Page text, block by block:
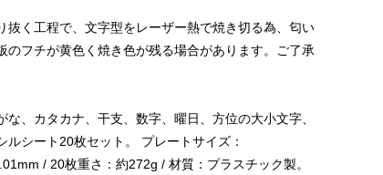
抜く工程で、文字型をレーザー熱で焼き切る為、匂い
のフチが黄色く焼き色が残る場合があります。ご了承
な、カタカナ、干支、数字、曜日、方位の大小文字、
ルシート20枚セット。 プレートサイズ：
/ 20枚重さ：約272g / 材質：プラスチック製。